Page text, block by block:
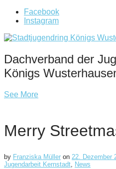
Facebook
Instagram
Dachverband der
Königs
See More
Merry
by Franziska Müller on 22. Dezember
Jugendarbeit Kernstadt, News